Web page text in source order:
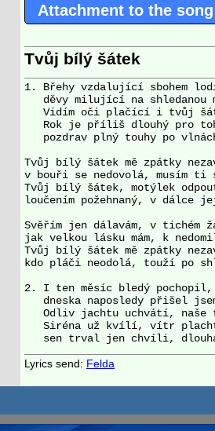
Attachment to the song
Tvůj bílý šátek
1. Břehy vzdalující sbohem
děvy milující na shledanou
Vidím oči plačící i tvůj
Rok je příliš dlouhý pro
pozdrav plný touhy po
Tvůj bílý šátek mě zpátky
v bouři se nedovolá, musím ti
Tvůj bílý šátek, motýlek
loučením požehnaný, v dálce
Svěřím jen dálavám, v tichém
jak velkou lásku mám, k
Tvůj bílý šátek mě zpátky
kdo pláči neodolá, touží po
2. I ten měsíc bledý pochopil,
dneska naposledy přišel
Odliv jachtu uchvátí, naše
Siréna už kvílí, vítr
Lyrics send: Felda